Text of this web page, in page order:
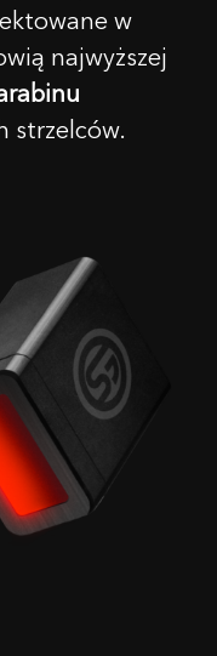
w
najwyższej
strzelców.